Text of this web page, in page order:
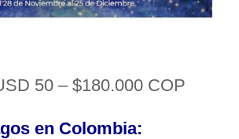
50 – $180.000 COP
en Colombia: